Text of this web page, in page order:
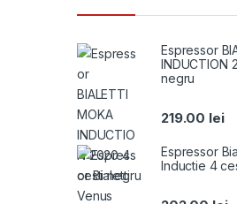
Espressor
INDUCTION
negru
219.00 lei
Espressor
Inductie 4